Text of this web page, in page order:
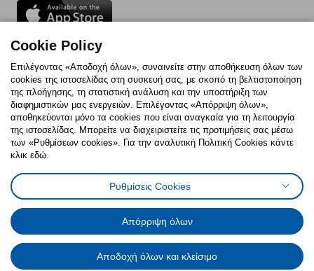
Follow us:
FacebookInstagram
TikTokYoutubePinterestTwitter
Πολιτική CookiesΔήλωση ψηφιακής προσβασιμότητας
Ρυθμίσεις cookiesΌροι Χρήσης
Γενική Πολιτική Προσωπικών Δεδομένων
Πολιτική Προσωπικών Δεδομένων για ΙΚΕΑ.gr
Κώδικας Καταναλωτικής Δεοντολογίας
Cookie Policy
Επιλέγοντας «Αποδοχή όλων», συναινείτε στην αποθήκευση όλων των
cookies της ιστοσελίδας στη συσκευή σας, με σκοπό τη βελτιστοποίηση
της πλοήγησης, τη στατιστική ανάλυση και την υποστήριξη των
διαφημιστικών μας ενεργειών. Επιλέγοντας «Απόρριψη όλων»,
αποθηκεύονται μόνο τα cookies που είναι αναγκαία για τη λειτουργία
της ιστοσελίδας. Μπορείτε να διαχειριστείτε τις προτιμήσεις σας μέσω
των «Ρυθμίσεων cookies». Για την αναλυτική Πολιτική Cookies κάντε
κλικ εδώ.
Ρυθμίσεις Cookies
Απόρριψη όλων
Αποδοχή όλων και κλείσιμο